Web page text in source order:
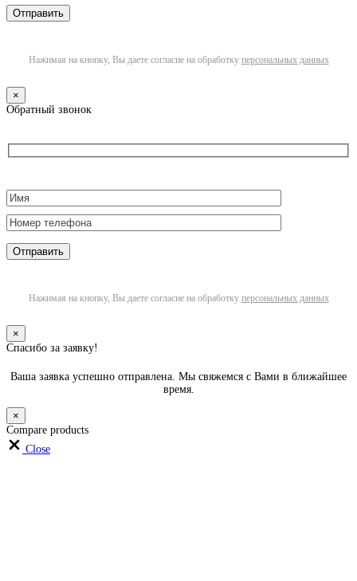
Нажимая на кнопку, Вы даете согласие на обработку персональных данных
×
Обратный звонок
Нажимая на кнопку, Вы даете согласие на обработку персональных данных
×
Спасибо за заявку!
Ваша заявка успешно отправлена. Мы свяжемся с Вами в ближайшее
время.
×
Compare products
Close